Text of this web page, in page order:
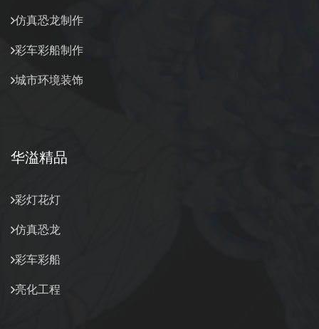
仿真恐龙制作
彩车彩船制作
城市环境装饰
华溢精品
彩灯花灯
仿真恐龙
彩车彩船
亮化工程